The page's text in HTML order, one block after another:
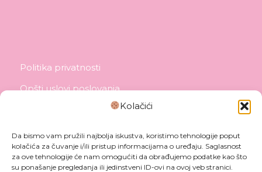
Kolačići
Da bismo vam pružili najbolja iskustva, koristimo tehnologije poput
kolačića za čuvanje i/ili pristup informacijama o uređaju. Saglasnost
za ove tehnologije će nam omogućiti da obrađujemo podatke kao što
su ponašanje pregledanja ili jedinstveni ID-ovi na ovoj veb stranici.
Politika privatnosti
Opšti uslovi poslovanja
Politika reklamacije
Politika plaćanja